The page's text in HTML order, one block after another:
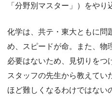
「分野別マスター」）をやり
化学は、共テ・東大ともに問
め、スピードが命。また、物
必要はないため、見切りをつ
スタッフの先生から教えてい
ほど難しくなるわけではない